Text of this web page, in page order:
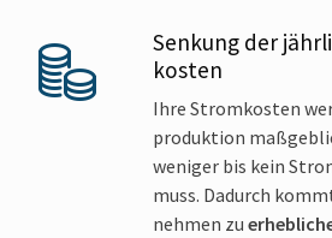
Senkung der
kosten
Ihre Strom­kosten
produktion
weniger bis kein
muss. Dadurch
nehmen zu